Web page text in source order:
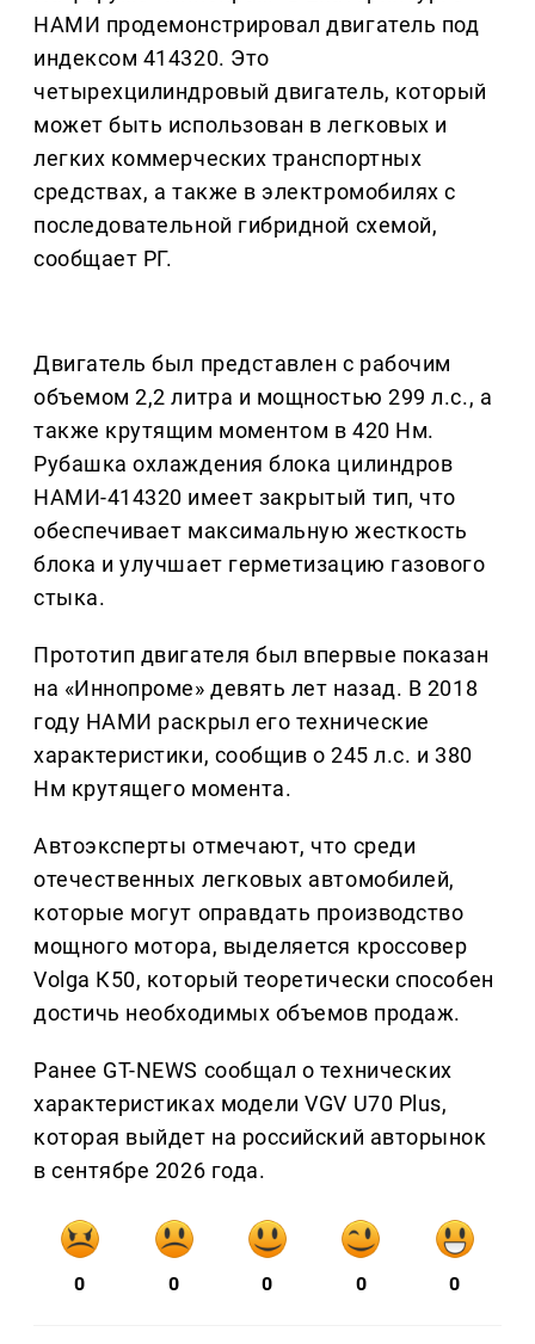
НАМИ продемонстрировал двигатель под
индексом 414320. Это
четырехцилиндровый двигатель, который
может быть использован в легковых и
легких коммерческих транспортных
средствах, а также в электромобилях с
последовательной гибридной схемой,
сообщает РГ.
Двигатель был представлен с рабочим
объемом 2,2 литра и мощностью 299 л.с., а
также крутящим моментом в 420 Нм.
Рубашка охлаждения блока цилиндров
НАМИ-414320 имеет закрытый тип, что
обеспечивает максимальную жесткость
блока и улучшает герметизацию газового
стыка.
Прототип двигателя был впервые показан
на «Иннопроме» девять лет назад. В 2018
году НАМИ раскрыл его технические
характеристики, сообщив о 245 л.с. и 380
Нм крутящего момента.
Автоэксперты отмечают, что среди
отечественных легковых автомобилей,
которые могут оправдать производство
мощного мотора, выделяется кроссовер
Volga К50, который теоретически способен
достичь необходимых объемов продаж.
Ранее GT-NEWS сообщал о технических
характеристиках модели VGV U70 Plus,
которая выйдет на российский авторынок
в сентябре 2026 года.
0 0 0 0 0